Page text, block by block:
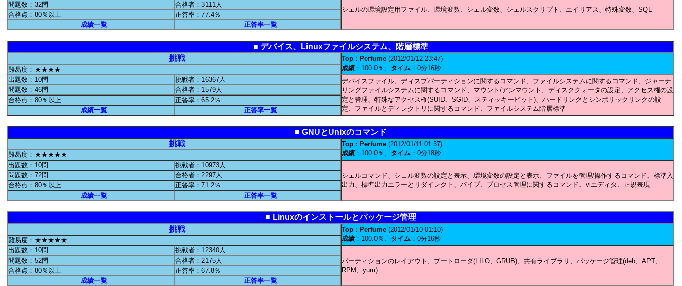
シェルの環境設定用ファイル、環境変数、シェル変数、シェルスクリプト、エイリアス、特殊変数、SQL
問題数：32問
合格者：3111人
合格点：80％以上
正答率：77.4％
成績一覧
正答率一覧
■ デバイス、Linuxファイルシステム、階層標準
挑戦
Top ： Perfume (2012/01/12 23:47)
成績 ：100.0％、 タイム ：0分16秒
難易度：★★★★
出題数：10問
挑戦者：16367人
デバイスファイル、ディスプパーティションに関するコマンド、ファイルシステムに関するコマンド、ジャーナ
リングファイルシステムに関するコマンド、マウント/アンマウント、ディスククォータの設定、アクセス権の設
定と管理、特殊なアクセス権(SUID、SGID、スティッキービット)、ハードリンクとシンボリックリンクの設
定、ファイルとディレクトリに関するコマンド、ファイルシステム階層標準
問題数：46問
合格者：1579人
合格点：80％以上
正答率：65.2％
成績一覧
正答率一覧
■ GNUとUnixのコマンド
挑戦
Top ： Perfume (2012/01/11 01:37)
成績 ：100.0％、 タイム ：0分18秒
難易度：★★★★★
出題数：10問
挑戦者：10973人
シェルコマンド、シェル変数の設定と表示、環境変数の設定と表示、ファイルを管理/操作するコマンド、標準入
出力、標準出力エラーとリダイレクト、パイプ、プロセス管理に関するコマンド、viエディタ、正規表現
問題数：72問
合格者：2297人
合格点：80％以上
正答率：71.2％
成績一覧
正答率一覧
■ Linuxのインストールとパッケージ管理
挑戦
Top ： Perfume (2012/01/10 01:10)
成績 ：100.0％、 タイム ：0分16秒
難易度：★★★★★
出題数：10問
挑戦者：12340人
パーティションのレイアウト、ブートローダ(LILO、GRUB)、共有ライブラリ、パッケージ管理(deb、APT、
RPM、yum)
問題数：52問
合格者：2175人
合格点：80％以上
正答率：67.8％
成績一覧
正答率一覧